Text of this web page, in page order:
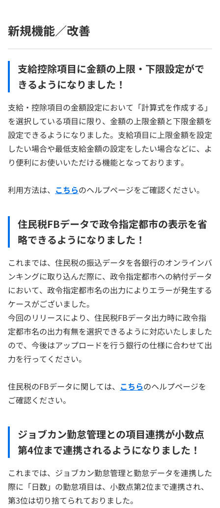
新規機能／改善
支給控除項目に金額の上限・下限設定がで
きるようになりました！
支給・控除項目の金額設定において「計算式を作成する」
を選択している項目に限り、金額の上限金額と下限金額を
設定できるようになりました。支給項目に上限金額を設定
したい場合や最低支給金額の設定をしたい場合などに、よ
り便利にお使いいただける機能となっております。
利用方法は、 こちらのヘルプページをご確認ください。
住民税FBデータで政令指定都市の表示を省
略できるようになりました！
これまでは、住民税の振込データを各銀行のオンラインバ
ンキングに取り込んだ際に、政令指定都市への納付データ
において、政令指定都市名の出力によりエラーが発生する
ケースがございました。
今回のリリースにより、住民税FBデータ出力時に政令指
定都市名の出力有無を選択できるように対応いたしました
ので、今後はアップロードを行う銀行の仕様に合わせて出
力を行ってください。
住民税のFBデータに関しては、 こちらのヘルプページを
ご確認ください。
ジョブカン勤怠管理との項目連携が小数点
第4位まで連携されるようになりました！
これまでは、ジョブカン勤怠管理と勤怠データを連携した
際に「日数」の勤怠項目は、小数点第2位まで連携され、
第3位は切り捨てられておりました。